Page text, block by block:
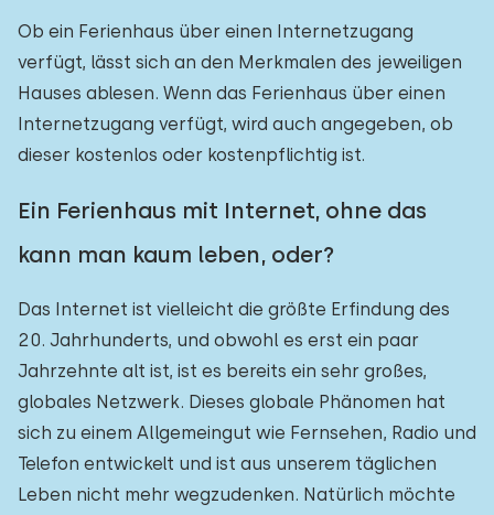
Ob ein Ferienhaus über einen Internetzugang
verfügt, lässt sich an den Merkmalen des jeweiligen
Hauses ablesen. Wenn das Ferienhaus über einen
Internetzugang verfügt, wird auch angegeben, ob
dieser kostenlos oder kostenpflichtig ist.
Ein Ferienhaus mit Internet, ohne das
kann man kaum leben, oder?
Das Internet ist vielleicht die größte Erfindung des
20. Jahrhunderts, und obwohl es erst ein paar
Jahrzehnte alt ist, ist es bereits ein sehr großes,
globales Netzwerk. Dieses globale Phänomen hat
sich zu einem Allgemeingut wie Fernsehen, Radio und
Telefon entwickelt und ist aus unserem täglichen
Leben nicht mehr wegzudenken. Natürlich möchte